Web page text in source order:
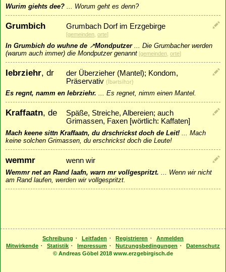
Wurim giehts dee? ... Worum geht es denn?
Grumbich Grumbach Dorf im Erzgebirge
[gemeinden, orte]
In Grumbich do wuhne de ↗Mondputzer... Die Grumbacher werden
(warum auch immer) die Mondputzer genannt [gemeinden, orte]
Iebrziehr, dr
der Überzieher (Mantel); Kondom,
Präservativ {Ībǝrtsīhɔr}
Es regnt, namm en Iebrziehr. ... Es regnet, nimm einen Mantel.
Kraffaatn, de
Späße, Streiche, Albereien; auch
Grimassen, Faxen [wörtlich: Kaffaten]
Mach keene sittn Kraffaatn, du drschrickst doch de Leit! ... Mach
keine solchen Grimassen, du erschrickst doch die Leute!
wemmr wenn wir
Wemmr net an Rand laafn, warn mr vollgespritzt. ... Wenn wir nicht
am Rand laufen, werden wir vollgespritzt.
Schreibung · Leitfaden · Registrieren ·
Anmelden
Mitwirkende · Statistik · Impressum · Nutzungsbedingungen ·
Datenschutz
© Andreas Göbel 2018 www.erzgebirgisch.de